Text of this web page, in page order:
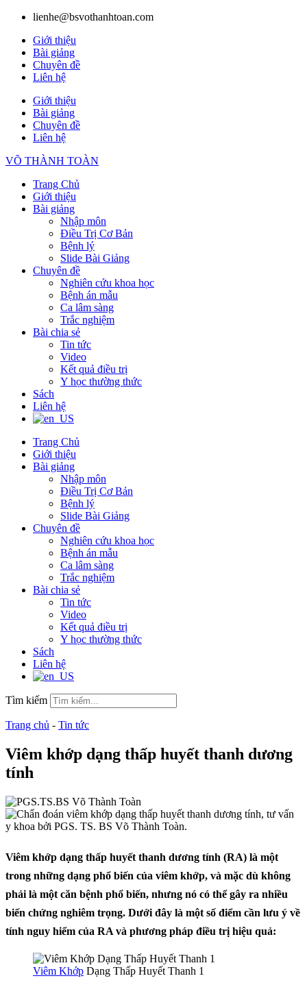
lienhe@bsvothanhtoan.com
Giới thiệu
Bài giảng
Chuyên đề
Liên hệ
Giới thiệu
Bài giảng
Chuyên đề
Liên hệ
VÕ THÀNH TOÀN
Trang Chủ
Giới thiệu
Bài giảng
Nhập môn
Điều Trị Cơ Bản
Bệnh lý
Slide Bài Giảng
Chuyên đề
Nghiên cứu khoa học
Bệnh án mẫu
Ca lâm sàng
Trắc nghiệm
Bài chia sẻ
Tin tức
Video
Kết quả điều trị
Y học thường thức
Sách
Liên hệ
Trang Chủ
Giới thiệu
Bài giảng
Nhập môn
Điều Trị Cơ Bản
Bệnh lý
Slide Bài Giảng
Chuyên đề
Nghiên cứu khoa học
Bệnh án mẫu
Ca lâm sàng
Trắc nghiệm
Bài chia sẻ
Tin tức
Video
Kết quả điều trị
Y học thường thức
Sách
Liên hệ
Tìm kiếm
Trang chủ - Tin tức
Viêm khớp dạng thấp huyết thanh dương
tính
Viêm khớp dạng thấp huyết thanh dương tính (RA) là một
trong những dạng phổ biến của viêm khớp, và mặc dù không
phải là một căn bệnh phổ biến, nhưng nó có thể gây ra nhiều
biến chứng nghiêm trọng. Dưới đây là một số điểm cần lưu ý về
tính nguy hiểm của RA và phương pháp điều trị hiệu quả:
Viêm Khớp Dạng Thấp Huyết Thanh 1